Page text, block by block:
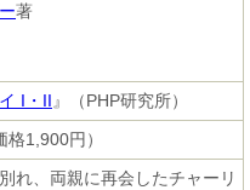
著
I・II 』（PHP研究所）
1,900円）
れ、両親に再会したチャーリ